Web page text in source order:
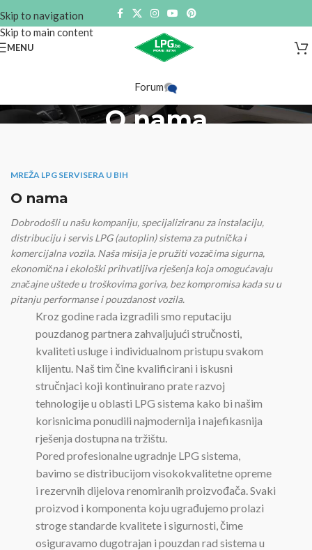
Skip to navigation
Skip to main content
MENU
Forum
O nama
MREŽA LPG SERVISERA U BIH
O nama
Dobrodošli u našu kompaniju, specijaliziranu za instalaciju,
distribuciju i servis LPG (autoplin) sistema za putnička i
komercijalna vozila. Naša misija je pružiti vozačima sigurna,
ekonomična i ekološki prihvatljiva rješenja koja omogućavaju
značajne uštede u troškovima goriva, bez kompromisa kada su u
pitanju performanse i pouzdanost vozila.
Kroz godine rada izgradili smo reputaciju
pouzdanog partnera zahvaljujući stručnosti,
kvaliteti usluge i individualnom pristupu svakom
klijentu. Naš tim čine kvalificirani i iskusni
stručnjaci koji kontinuirano prate razvoj
tehnologije u oblasti LPG sistema kako bi našim
korisnicima ponudili najmodernija i najefikasnija
rješenja dostupna na tržištu.
Pored profesionalne ugradnje LPG sistema,
bavimo se distribucijom visokokvalitetne opreme
i rezervnih dijelova renomiranih proizvođača. Svaki
proizvod i komponenta koju ugrađujemo prolazi
stroge standarde kvalitete i sigurnosti, čime
osiguravamo dugotrajan i pouzdan rad sistema u